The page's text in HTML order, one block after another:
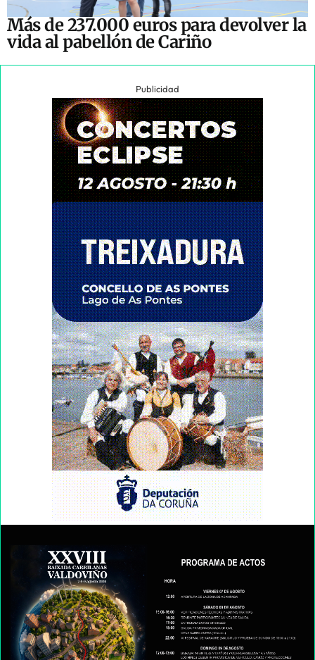
Más de 237.000 euros para devolver la
vida al pabellón de Cariño
Publicidad